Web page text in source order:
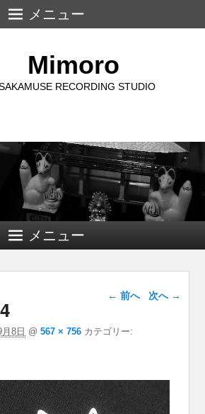
メニュー
Mimoro
RECORDING STUDIO
メニュー
画像ナビゲー
ション
← 前へ 次へ →
8日 @567 × 756 カテゴリー: